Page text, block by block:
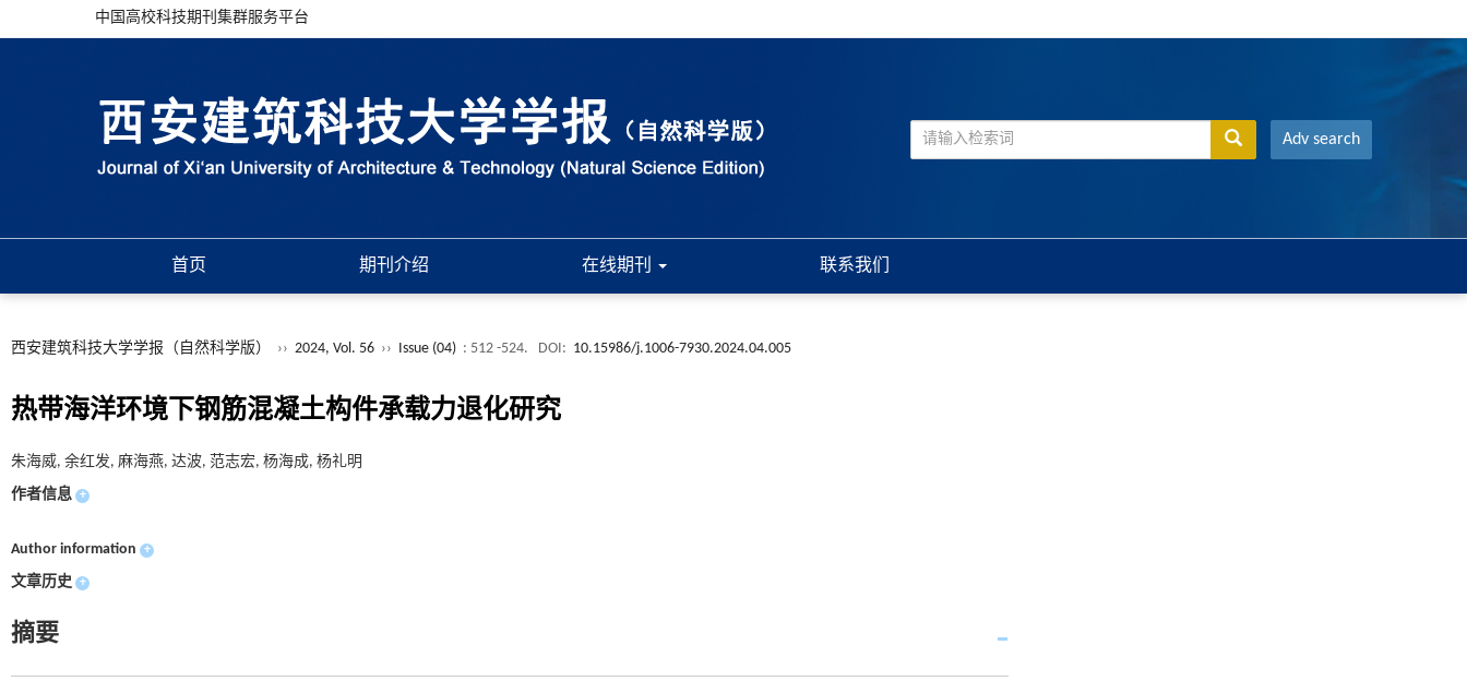
中国高校科技期刊集群服务平台
Adv search
首页 期刊介绍 在线期刊 联系我们
西安建筑科技大学学报（自然科学版） ›› 2024, Vol. 56 ›› Issue (04) : 512 -524. DOI: 10.15986/j.1006-7930.2024.04.005
热带海洋环境下钢筋混凝土构件承载力退化研究
朱海威, 余红发, 麻海燕, 达波, 范志宏, 杨海成, 杨礼明
作者信息 +
Author information +
文章历史 +
摘要